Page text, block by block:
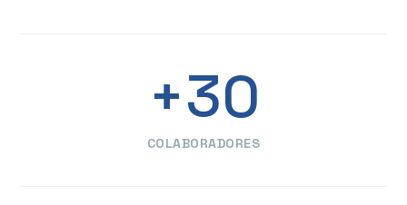
+30
COLABORADORES